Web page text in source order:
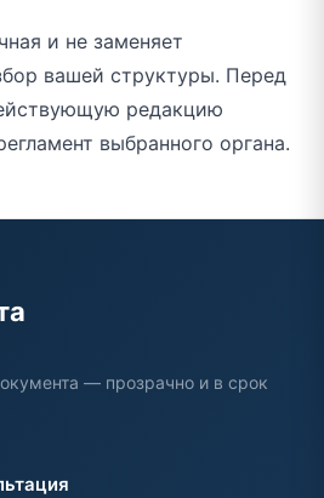
и не заменяет
вашей структуры. Перед
редакцию
выбранного органа.
— прозрачно и в срок